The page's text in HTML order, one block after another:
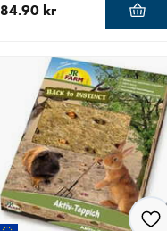
84.90 kr